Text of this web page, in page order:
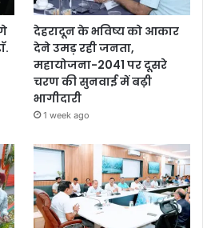
देहरादून के भविष्य को आकार
देने उमड़ रही जनता,
महायोजना-2041 पर दूसरे
चरण की सुनवाई में बढ़ी
भागीदारी
1 week ago